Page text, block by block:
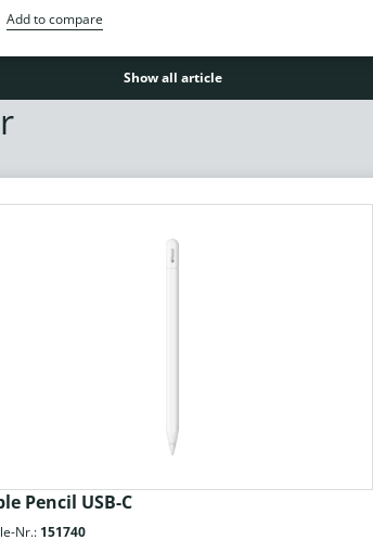
Add to compare
Show all article
Pencil USB-C
Nr.: 151740